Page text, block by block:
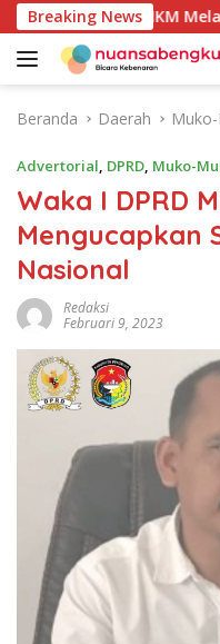
Langsung
ke
konten
Breaking News
UMKM Melalui
Beranda Daerah
Advertorial, DPRD, Muko-
Waka I DPRD
Mengucapkan
Nasional
Redaksi
Februari 9, 2023